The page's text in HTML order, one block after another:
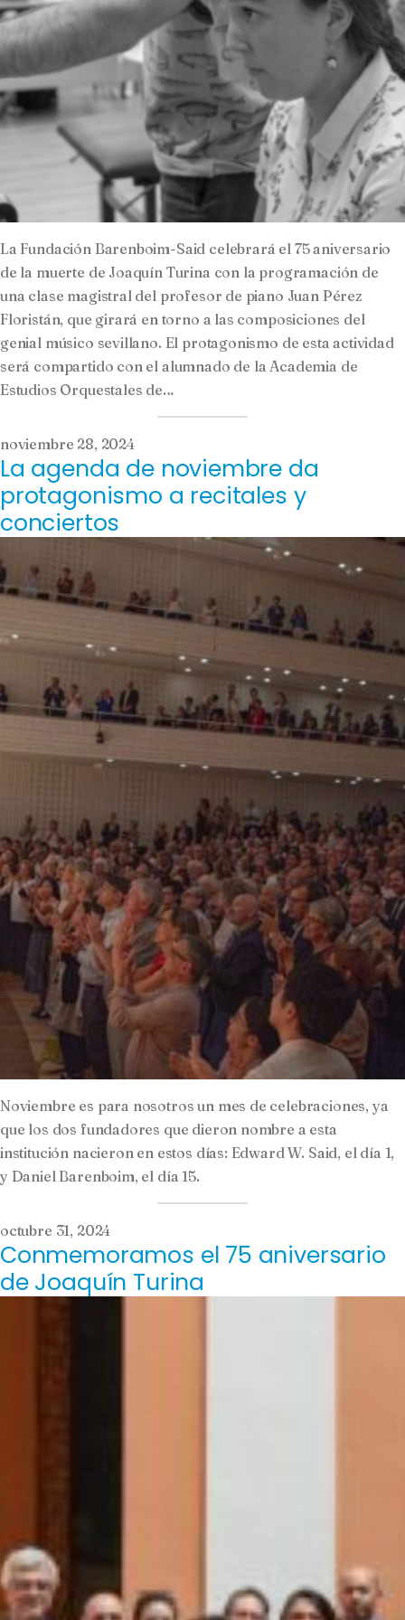
La Fundación Barenboim-Said celebrará el 75 aniversario
de la muerte de Joaquín Turina con la programación de
una clase magistral del profesor de piano Juan Pérez
Floristán, que girará en torno a las composiciones del
genial músico sevillano. El protagonismo de esta actividad
será compartido con el alumnado de la Academia de
Estudios Orquestales de…
noviembre 28, 2024
La agenda de noviembre da
protagonismo a recitales y
conciertos
Noviembre es para nosotros un mes de celebraciones, ya
que los dos fundadores que dieron nombre a esta
institución nacieron en estos días: Edward W. Said, el día 1,
y Daniel Barenboim, el día 15.
octubre 31, 2024
Conmemoramos el 75 aniversario
de Joaquín Turina